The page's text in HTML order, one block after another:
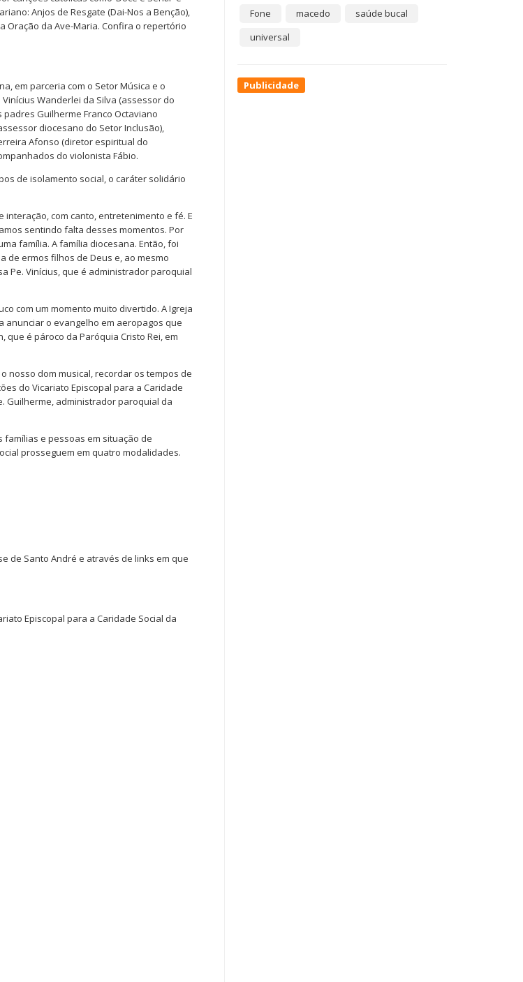
Anjos de Resgate (Dai-Nos a Benção),
Oração da Ave-Maria. Confira o repertório
em parceria com o Setor Música e o
Wanderlei da Silva (assessor do
Guilherme Franco Octaviano
diocesano do Setor Inclusão),
Afonso (diretor espiritual do
do violonista Fábio.
de isolamento social, o caráter solidário
com canto, entretenimento e fé. E
sentindo falta desses momentos. Por
família. A família diocesana. Então, foi
de ermos filhos de Deus e, ao mesmo
Pe. Vinícius, que é administrador paroquial
com um momento muito divertido. A Igreja
anunciar o evangelho em aeropagos que
que é pároco da Paróquia Cristo Rei, em
nosso dom musical, recordar os tempos de
do Vicariato Episcopal para a Caridade
Guilherme, administrador paroquial da
e pessoas em situação de
prosseguem em quatro modalidades.
de Santo André e através de links em que
Episcopal para a Caridade Social da
Fone
macedo
saúde bucal
universal
Publicidade